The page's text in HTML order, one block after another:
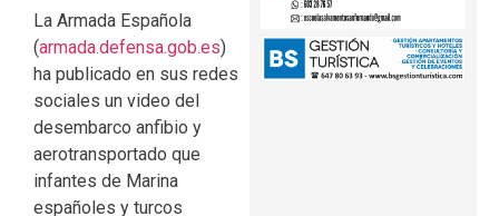
La Armada Española
(armada.defensa.gob.es)
ha publicado en sus redes
sociales un video del
desembarco anfibio y
aerotransportado que
infantes de Marina
españoles y turcos